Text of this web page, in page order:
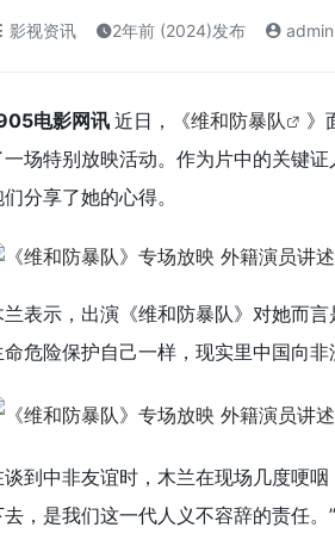
影视资讯 2年前 (2024)发布 admin
电影网讯 近日，《维和防暴队
》
一场特别放映活动。作为片中的关键
们分享了她的心得。
兰表示，出演《维和防暴队》对她而
命危险保护自己一样，现实里中国向
谈到中非友谊时，木兰在现场几度哽
去，是我们这一代人义不容辞的责任。”